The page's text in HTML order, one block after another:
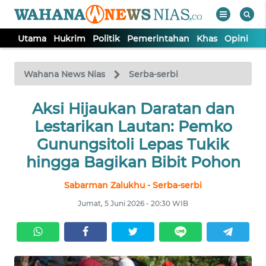
Utama Hukrim Politik Pemerintahan Khas Opini
Wahana News Nias Serba-serbi
Aksi Hijaukan Daratan dan
Lestarikan Lautan: Pemko
Gunungsitoli Lepas Tukik
hingga Bagikan Bibit Pohon
Sabarman Zalukhu - Serba-serbi
Jumat, 5 Juni 2026 - 20:30 WIB
TV
Tutup
UTAMA
HUKRIM
PEMERINTAHAN
KHAS